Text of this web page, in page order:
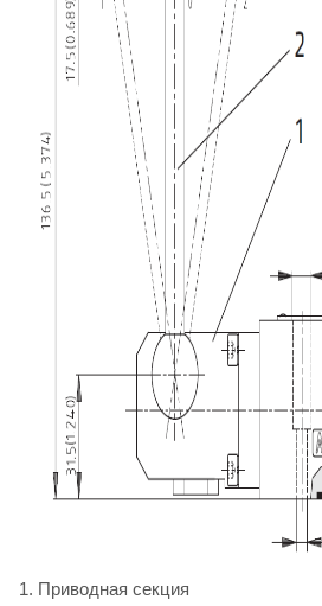
1. Приводная секция